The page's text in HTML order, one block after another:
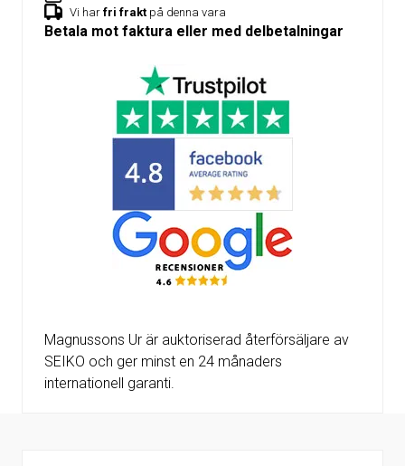
Vi har fri frakt på denna vara
Betala mot faktura eller med delbetalningar
Magnussons Ur är auktoriserad återförsäljare av
SEIKO och ger minst en 24 månaders
internationell garanti.